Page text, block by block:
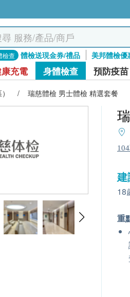
檢查 體檢送現金券/禮品 美邦體檢優
充電 身體檢查 預防疫苗
/ 瑞慈體檢 男士體檢 精選套餐
18
重